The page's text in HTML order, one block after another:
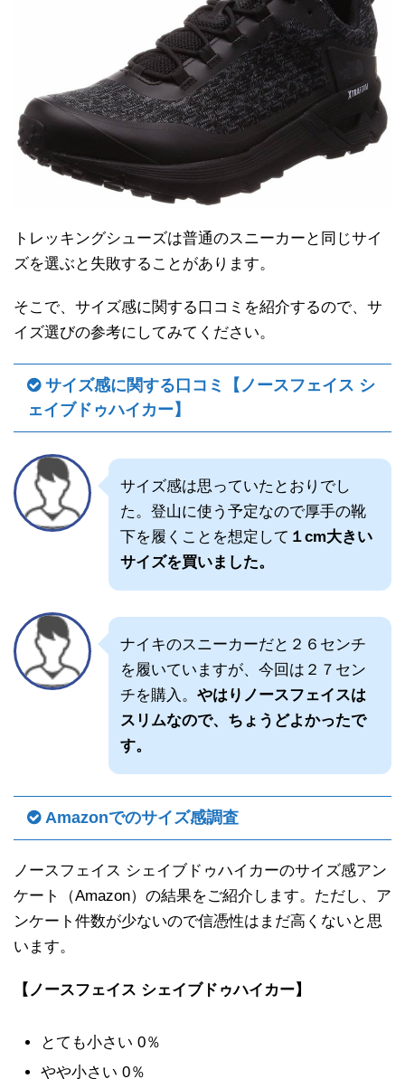
トレッキングシューズは普通のスニーカーと同じサイ
ズを選ぶと失敗することがあります。
そこで、サイズ感に関する口コミを紹介するので、サ
イズ選びの参考にしてみてください。
サイズ感に関する口コミ【ノースフェイス シ
ェイブドゥハイカー】
サイズ感は思っていたとおりでし
た。登山に使う予定なので厚手の靴
下を履くことを想定して １cm大きい
サイズを買いました。
ナイキのスニーカーだと２６センチ
を履いていますが、今回は２７セン
チを購入。 やはりノースフェイスは
スリムなので、ちょうどよかったで
す。
Amazonでのサイズ感調査
ノースフェイス シェイブドゥハイカーのサイズ感アン
ケート（Amazon）の結果をご紹介します。ただし、ア
ンケート件数が少ないので信憑性はまだ高くないと思
います。
【ノースフェイス シェイブドゥハイカー】
とても小さい 0％
やや小さい 0％